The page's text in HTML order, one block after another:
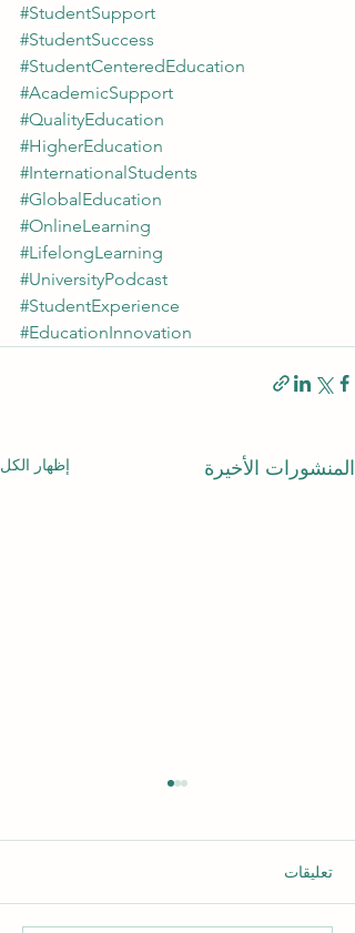
#StudentSupport
#StudentSuccess
#StudentCenteredEducation
#AcademicSupport
#QualityEducation
#HigherEducation
#InternationalStudents
#GlobalEducation
#OnlineLearning
#LifelongLearning
#UniversityPodcast
#StudentExperience
#EducationInnovation
المنشورات الأخيرة إظهار الكل
تعليقات